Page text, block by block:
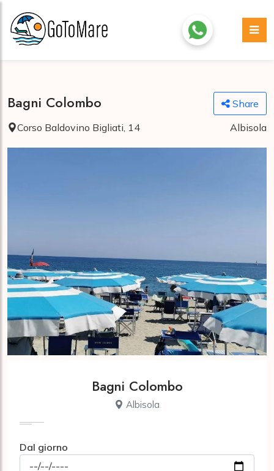
Bagni Colombo
Share
Corso Baldovino Bigliati, 14
Albisola
Bagni Colombo
Albisola
Dal giorno